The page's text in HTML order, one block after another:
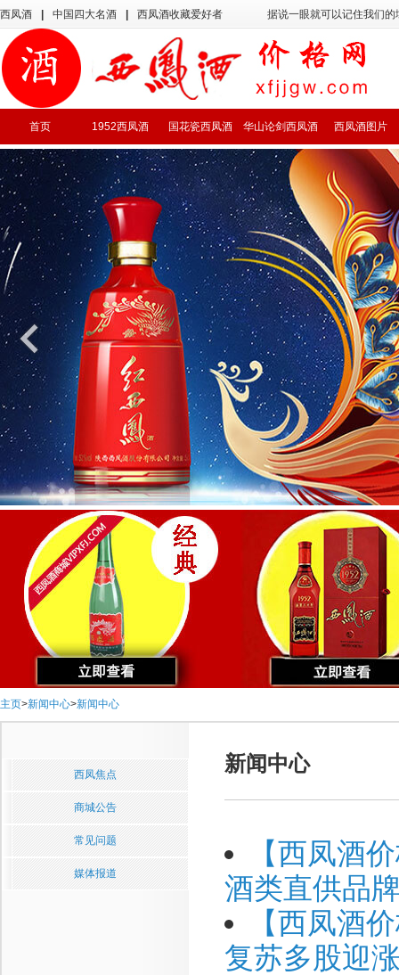
西凤酒 中国四大名酒 西凤酒收藏爱好者 据说一眼就可以记住我们
首页 1952西凤酒 国花瓷西凤酒 华山论剑西凤酒 西凤酒图片
主页>新闻中心>新闻中心
西凤焦点
商城公告
常见问题
媒体报道
新闻中心
【西凤酒
酒类直供品
【西凤酒
复苏多股迎